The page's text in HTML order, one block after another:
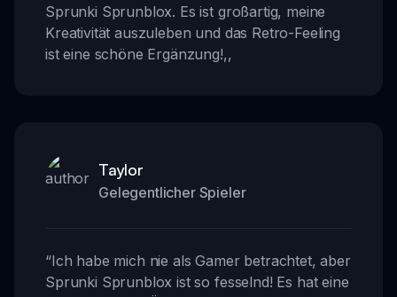
Sprunki Sprunblox. Es ist großartig, meine
Kreativität auszuleben und das Retro-Feeling
ist eine schöne Ergänzung!,,
Taylor
Gelegentlicher Spieler
“Ich habe mich nie als Gamer betrachtet, aber
Sprunki Sprunblox ist so fesselnd! Es hat eine